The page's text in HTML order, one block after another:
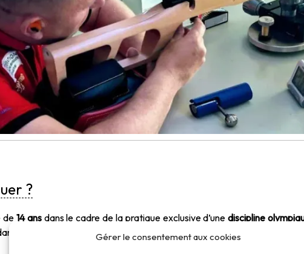
Gérer le consentement aux cookies
?
de 14 ansdans le cadre de la pratique exclusive d’unediscipline
être sous le contrôle, l’autorité et la surveillance
d’un